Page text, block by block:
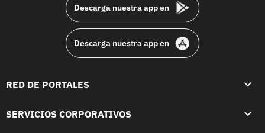
Descarga nuestra app en
Descarga nuestra app en
RED DE PORTALES
SERVICIOS CORPORATIVOS